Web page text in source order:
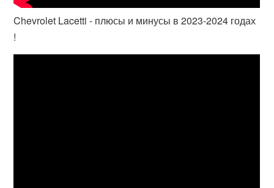
Chevrolet Lacetti - плюсы и минусы в 2023-2024 годах
!